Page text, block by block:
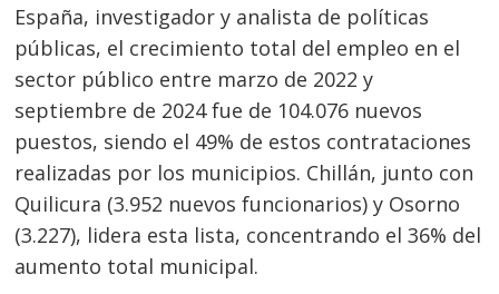
España, investigador y analista de políticas
públicas, el crecimiento total del empleo en el
sector público entre marzo de 2022 y
septiembre de 2024 fue de 104.076 nuevos
puestos, siendo el 49% de estos contrataciones
realizadas por los municipios. Chillán, junto con
Quilicura (3.952 nuevos funcionarios) y Osorno
(3.227), lidera esta lista, concentrando el 36% del
aumento total municipal.